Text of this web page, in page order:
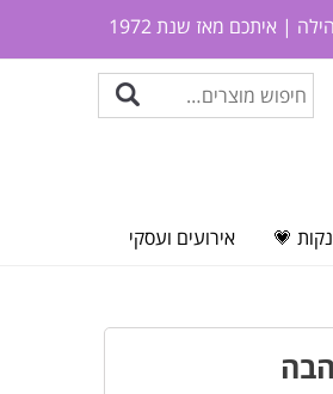
| איתכם מאז שנת 1972
💗 אירועים ועסקי